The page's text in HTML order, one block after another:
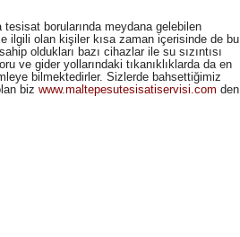
borularında meydana gelebilen
ilgili olan kişiler kısa zaman içerisinde de bu
oldukları bazı cihazlar ile su sızıntısı
ve gider yollarındaki tıkanıklıklarda da en
bilmektedirler. Sizlerde bahsettiğimiz
biz www.maltepesutesisatiservisi.com den